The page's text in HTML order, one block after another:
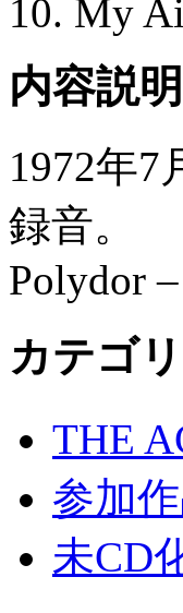
10. My
内容説明
1972年7
録音。
Polydor
カテゴリ
THE
参加
未CD